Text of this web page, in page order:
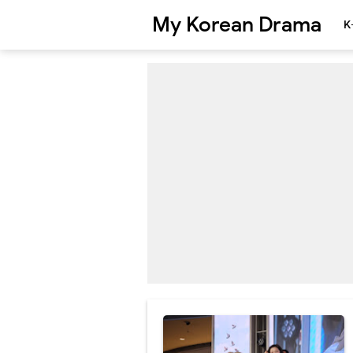
My Korean Drama